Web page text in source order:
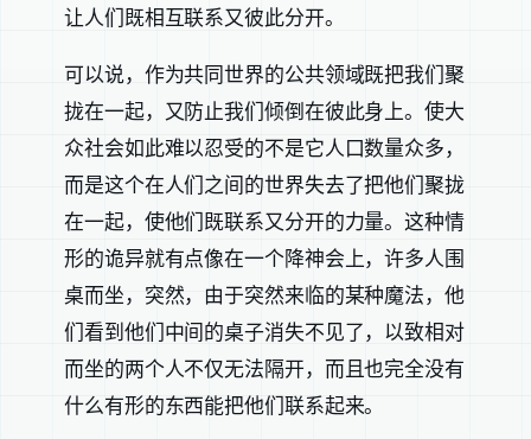
让人们既相互联系又彼此分开。
可以说，作为共同世界的公共领域既把我们聚
拢在一起，又防止我们倾倒在彼此身上。使大
众社会如此难以忍受的不是它人口数量众多，
而是这个在人们之间的世界失去了把他们聚拢
在一起，使他们既联系又分开的力量。这种情
形的诡异就有点像在一个降神会上，许多人围
桌而坐，突然，由于突然来临的某种魔法，他
们看到他们中间的桌子消失不见了，以致相对
而坐的两个人不仅无法隔开，而且也完全没有
什么有形的东西能把他们联系起来。